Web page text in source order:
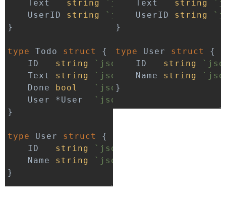
	Text
string
`json:"text"`
	UserID
string
`json:"userId"`
}
type Todo struct
{
	ID
string
`json:"id"`
	Text
string
`json:"text"`
	Done
bool
`json:"done"`
	User
* User
`json:"user"`
}
type User struct
{
	ID
string
`json:"id"`
	Name
string
`json:"name"`
}
	Text
string
	UserID
string
}
type User struct
{
	ID
string
	Name
string
}